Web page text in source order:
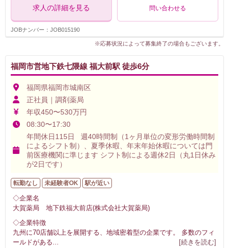
求人の詳細を見る 問い合わせる
JOBナンバー：JOB015190
※応募状況によって募集終了の場合もございます。
福岡市営地下鉄七隈線 福大前駅 徒歩6分
福岡県福岡市城南区
正社員｜調剤薬局
年収450〜530万円
08:30〜17:30
年間休日115日 週40時間制（1ヶ月単位の変形労働時間制
によるシフト制）、夏季休暇、年末年始休暇については門
前医療機関に準じます シフト制による週休2日（丸1日休み
が2日です）
転勤なし 未経験者OK 駅が近い
◇企業名
大賀薬局 地下鉄福大前店(株式会社大賀薬局)
◇企業特徴
九州に70店舗以上を展開する、地域密着型の企業です。 多数のフィ
ールドがある
[続きを読む]